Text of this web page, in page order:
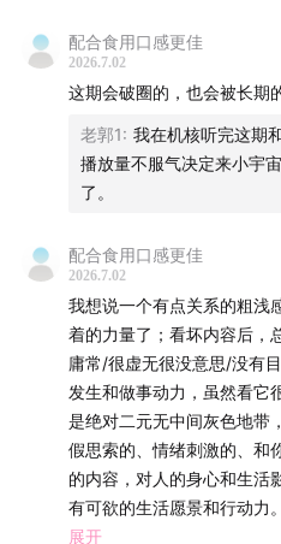
刺激贫乏理论Poverty of the
通过反向传播误差学习表征
Learning Representations
注意力机制Attention
学习概念的分布式表征
Learning Distributed
ChatGPT 在做什么，它又为
What Is ChatGPT Doing …
配合食用口感更佳
2026.7.02
这期会破圈的，也会被长期
老郭1: 我在机核听完这期
播放量不服气决定来小宇
了。
配合食用口感更佳
2026.7.02
我想说一个有点关系的粗浅
着的力量了；看坏内容后，
庸常/很虚无很没意思/没有
发生和做事动力，虽然看它
是绝对二元无中间灰色地带
假思索的、情绪刺激的、和
的内容，对人的身心和生活
有可欲的生活愿景和行动力
及构建模型的信息环境，才
展开